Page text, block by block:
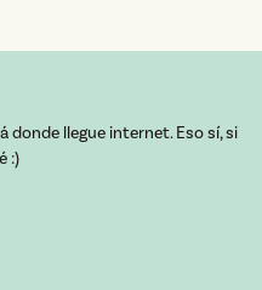
donde llegue internet. Eso sí, si
:)